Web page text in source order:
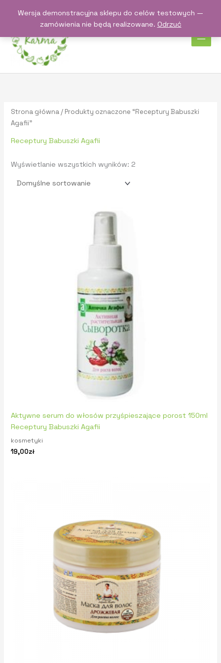
Wersja demonstracyjna sklepu do celów testowych —
zamówienia nie będą realizowane. Odrzuć
Strona główna / Produkty oznaczone “Receptury Babuszki
Agafii”
Receptury Babuszki Agafii
Wyświetlanie wszystkich wyników: 2
Aktywne serum do włosów przyśpieszające porost 150ml
Receptury Babuszki Agafii
kosmetyki
19,00zł